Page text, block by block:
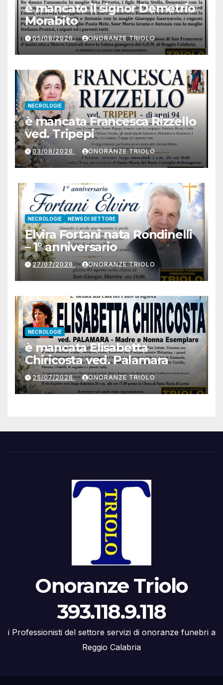
è mancato il signor Demetrio
Morabito
05/08/2026 ONORANZE TRIOLO
NECROLOGIE
è mancata Francesca Rizzello
ved. Tripepi
03/08/2026 ONORANZE TRIOLO
NECROLOGIE NEWS DI SETTORE
Elvira Fortani nata Rondinelli
– 1° anniversario
27/07/2026 ONORANZE TRIOLO
NECROLOGIE
è mancata Elisabetta
Chiricosta ved. Palamara
25/07/2026 ONORANZE TRIOLO
Onoranze Triolo
393.118.9.118
i Professionisti del settore servizi di onoranze funebri a
Reggio Calabria